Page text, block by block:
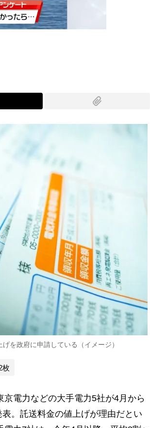
を政府に申請している（イメージ）
枚
電力などの大手電力5社が4月から
。託送料金の値上げが理由だとい